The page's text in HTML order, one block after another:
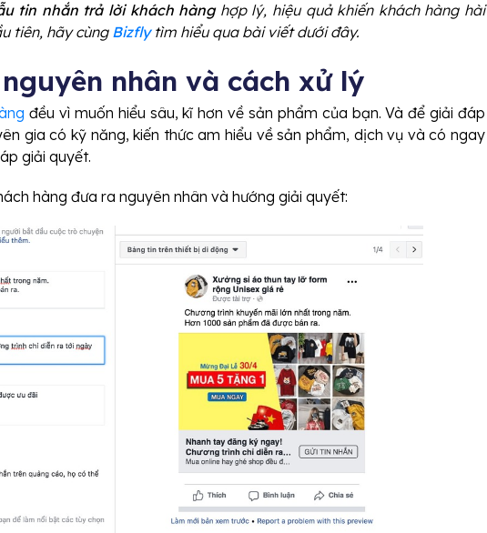
tin nhắn trả lời khách hànghợp lý, hiệu quả khiến khách hàng hài
tiên, hãy cùng Bizflytìm hiểu qua bài viết dưới đây.
nhân và cách xử lý
đều vì muốn hiểu sâu, kĩ hơn về sản phẩm của bạn. Và để giải đáp
gia có kỹ năng, kiến thức am hiểu về sản phẩm, dịch vụ và có ngay
giải quyết.
hàng đưa ra nguyên nhân và hướng giải quyết: